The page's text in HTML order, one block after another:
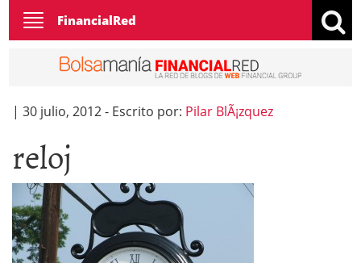
Toggle
navigation
FinancialRed
| 30 julio, 2012- Escrito por: Pilar BlÃ¡zquez
reloj